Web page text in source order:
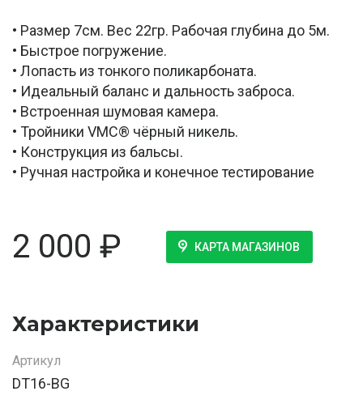
• Размер 7см. Вес 22гр. Рабочая глубина до 5м.
• Быстрое погружение.
• Лопасть из тонкого поликарбоната.
• Идеальный баланс и дальность заброса.
• Встроенная шумовая камера.
• Тройники VMC® чёрный никель.
• Конструкция из бальсы.
• Ручная настройка и конечное тестирование
2 000 ₽ КАРТА МАГАЗИНОВ
Характеристики
Артикул
DT16-BG